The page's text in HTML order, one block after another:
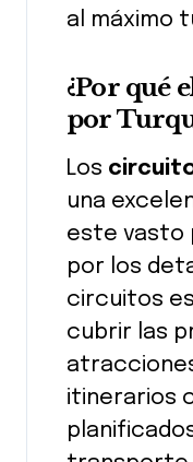
al máximo
¿Por qué
por
Los
una
este vasto
por los
circuitos
cubrir las
itinerarios